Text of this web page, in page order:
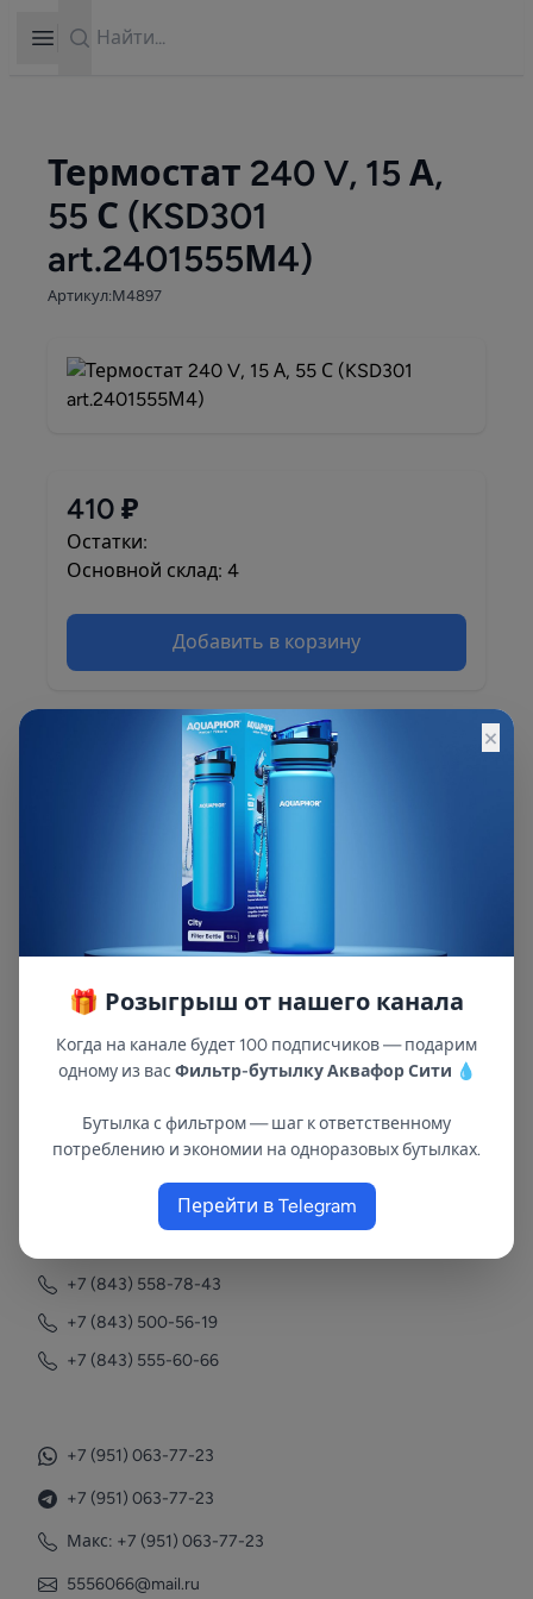
Open sidebar
Термостат 240 V, 15 А,
55 С (KSD301
art.2401555М4)
Артикул:М4897
410 ₽
Остатки:
Основной склад: 4
Добавить в корзину
Описание и характеристики смотрите на
В республиках Татарстан и Марий Эл
с 2002 года.
+7 (843) 558-78-43
+7 (843) 500-56-19
+7 (843) 555-60-66
+7 (951) 063-77-23
+7 (951) 063-77-23
Макс: +7 (951) 063-77-23
5556066@mail.ru
×
🎁 Розыгрыш от нашего канала
Когда на канале будет 100 подписчиков — подарим
одному из вас Фильтр-бутылку Аквафор Сити 💧
Бутылка с фильтром — шаг к ответственному
потреблению и экономии на одноразовых бутылках.
Перейти в Telegram